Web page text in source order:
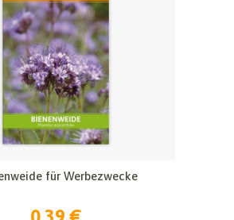
für Werbezwecke